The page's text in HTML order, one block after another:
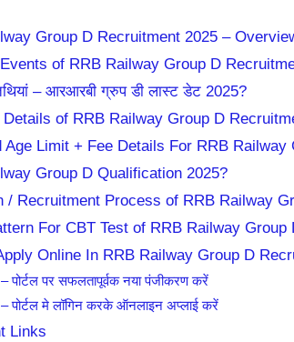
Group D Recruitment 2025 –
of RRB Railway Group D
– आरआरबी ग्रुप डी लास्ट डेट 2025?
of RRB Railway Group D
Age Limit + Fee Details For RRB Railway
Group D Qualification 2025?
/ Recruitment Process of RRB Railway
For CBT Test of RRB Railway Group
Online In RRB Railway Group D
पोर्टल पर सफलतापूर्वक नया पंजीकरण करें
पोर्टल मे लॉगिन करके ऑनलाइन अप्लाई करें
Links